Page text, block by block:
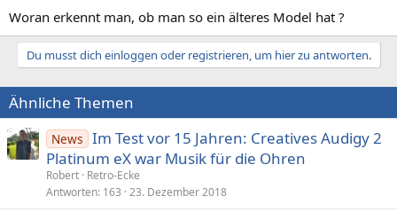
Woran erkennt man, ob man so ein älteres Model hat ?
Du musst dich einloggen oder registrieren, um hier zu antworten.
Ähnliche Themen
News Im Test vor 15 Jahren: Creatives Audigy 2
Platinum eX war Musik für die Ohren
Robert Retro-Ecke
Antworten 163 23. Dezember 2018